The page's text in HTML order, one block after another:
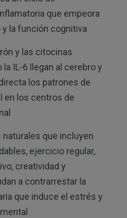
que empeora
la función cognitiva
y las citocinas
IL-6 llegan al cerebro y
los patrones de
en los centros de
que incluyen
ejercicio regular,
creatividad y
a contrarrestar la
que induce el estrés y